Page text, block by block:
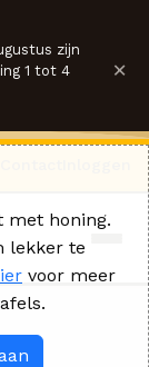
zijn
1 tot 4
×
met honing.
lekker te
voor meer